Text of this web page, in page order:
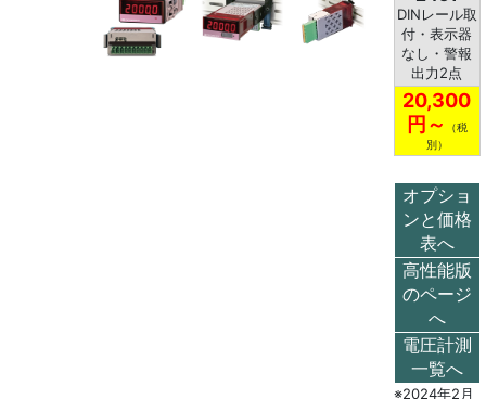
DINレール取
付・表示器
なし・警報
出力2点
20,300
円～
（税
別）
オプショ
ンと価格
表へ
高性能版
のページ
へ
電圧計測
一覧へ
※2024年2月